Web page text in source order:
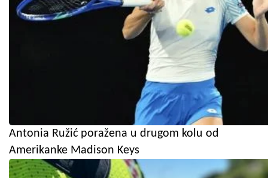
Antonia Ružić poražena u drugom kolu od
Amerikanke Madison Keys